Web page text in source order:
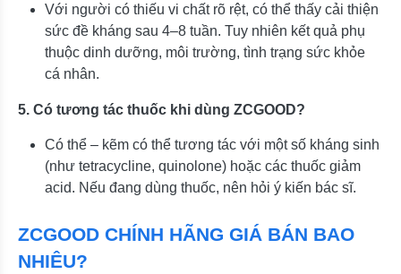
Với người có thiếu vi chất rõ rệt, có thể thấy cải thiện
sức đề kháng sau 4–8 tuần. Tuy nhiên kết quả phụ
thuộc dinh dưỡng, môi trường, tình trạng sức khỏe
cá nhân.
5. Có tương tác thuốc khi dùng ZCGOOD?
Có thể – kẽm có thể tương tác với một số kháng sinh
(như tetracycline, quinolone) hoặc các thuốc giảm
acid. Nếu đang dùng thuốc, nên hỏi ý kiến bác sĩ.
ZCGOOD CHÍNH HÃNG GIÁ BÁN BAO
NHIÊU?